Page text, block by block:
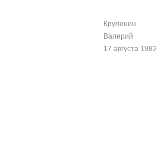
Крупенин
Валерий
17 августа 1982